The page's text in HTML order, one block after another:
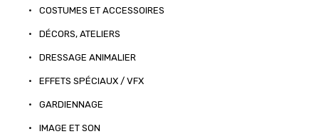
• COSTUMES ET ACCESSOIRES
• DÉCORS, ATELIERS
• DRESSAGE ANIMALIER
• EFFETS SPÉCIAUX / VFX
• GARDIENNAGE
• IMAGE ET SON